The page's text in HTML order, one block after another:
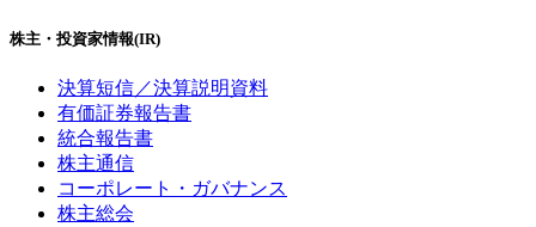
株主・投資家情報(IR)
決算短信／決算説明資料
有価証券報告書
統合報告書
株主通信
コーポレート・ガバナンス
株主総会